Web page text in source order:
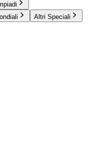
Altri Speciali